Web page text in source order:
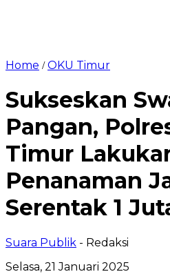
Home /OKU Timur
Sukseskan
Pangan,
Timur
Penanaman
Serentak 1
Suara Publik - Redaksi
Selasa, 21 Januari 2025